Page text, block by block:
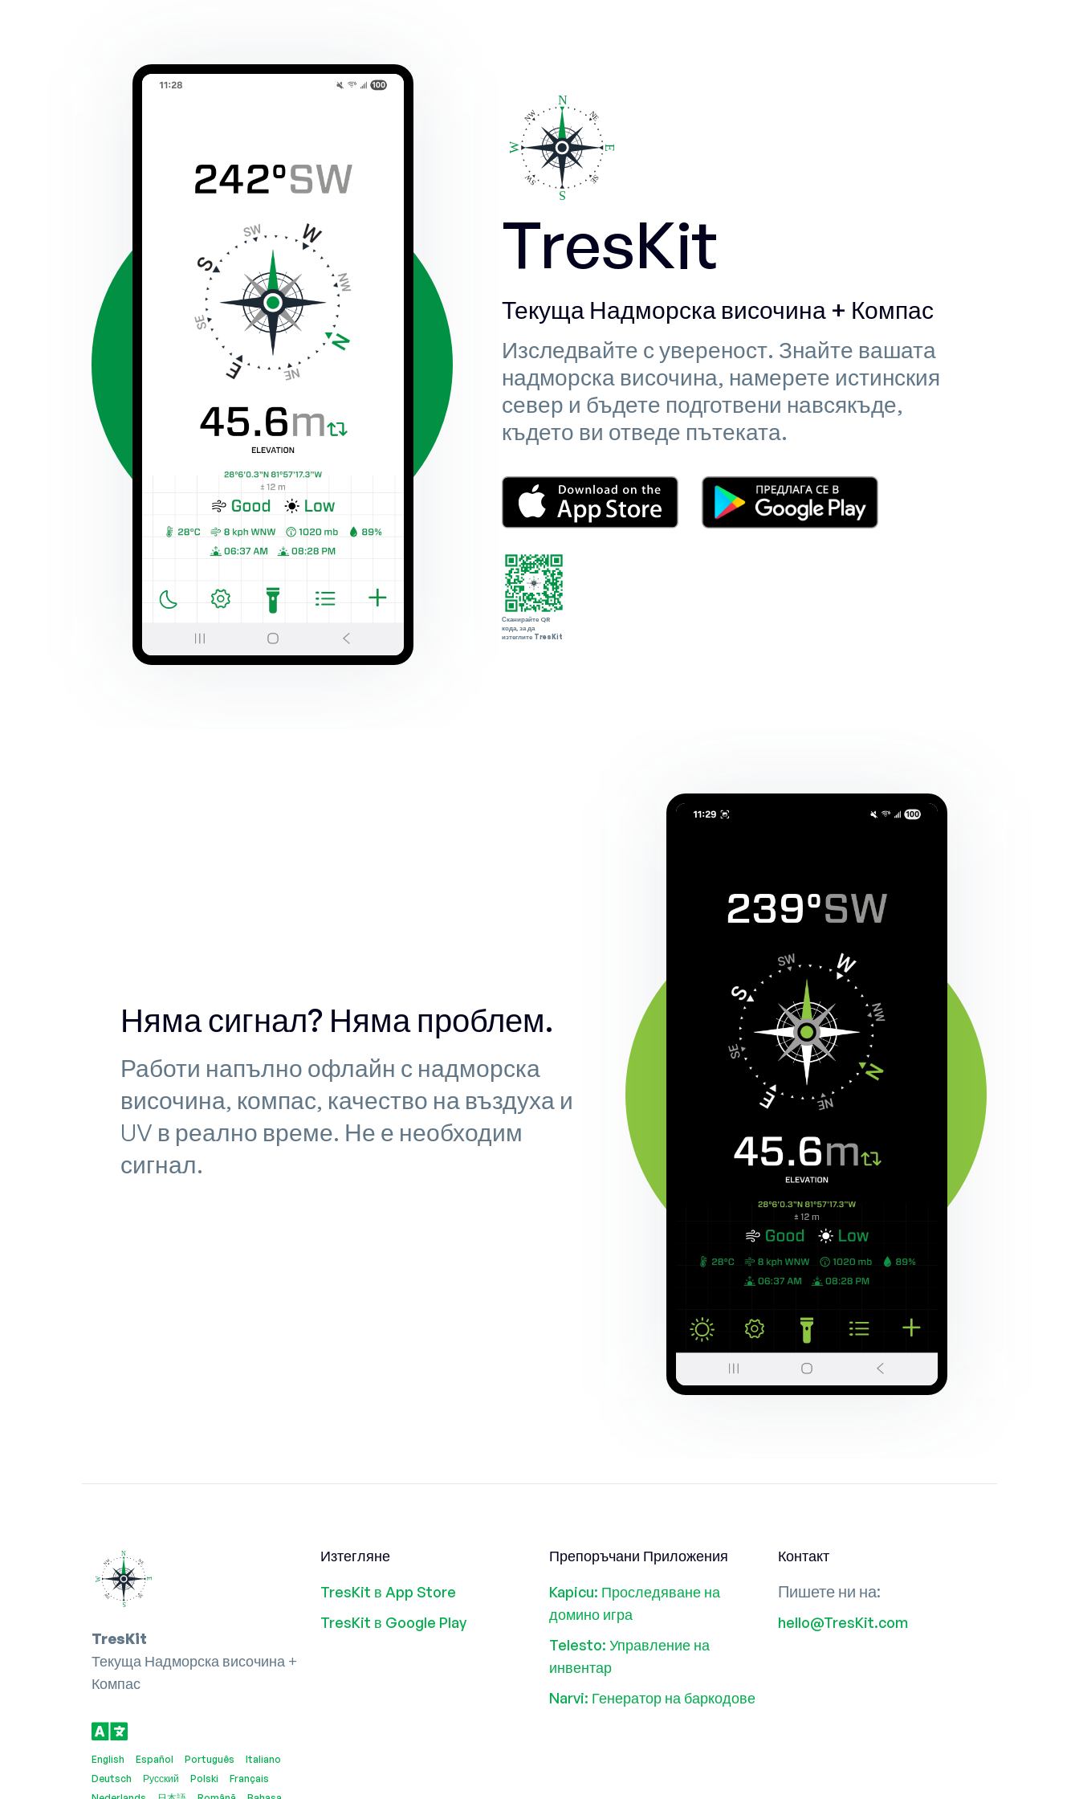
TresKit
Текуща Надморска височина + Компас
Изследвайте с увереност. Знайте вашата
надморска височина, намерете истинския
север и бъдете подготвени навсякъде,
където ви отведе пътеката.
Сканирайте QR
кода, за да
изтеглите TresKit
Няма сигнал? Няма проблем.
Работи напълно офлайн с надморска
височина, компас, качество на въздуха и
UV в реално време. Не е необходим
сигнал.
TresKit
Текуща Надморска височина +
Компас
English Español Português
Italiano
Deutsch
Русский Polski
Français
Изтегляне
TresKit в App Store
TresKit в Google Play
Препоръчани Приложения
Kapicu: Проследяване на
домино игра
Telesto: Управление на
инвентар
Narvi: Генератор на баркодове
Контакт
Пишете ни на:
hello@TresKit.com